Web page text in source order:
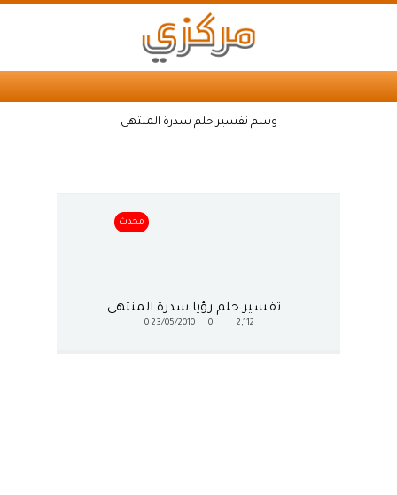
وسم تفسير حلم سدرة المنتهى
محدث
تفسير حلم رؤيا سدرة المنتهى
2,112
23/05/2010
0